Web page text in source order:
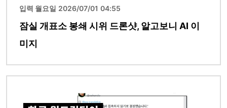
입력 월요일 2026/07/01 04:55
잠실 개표소 봉쇄 시위 드론샷, 알고보니 AI 이
미지